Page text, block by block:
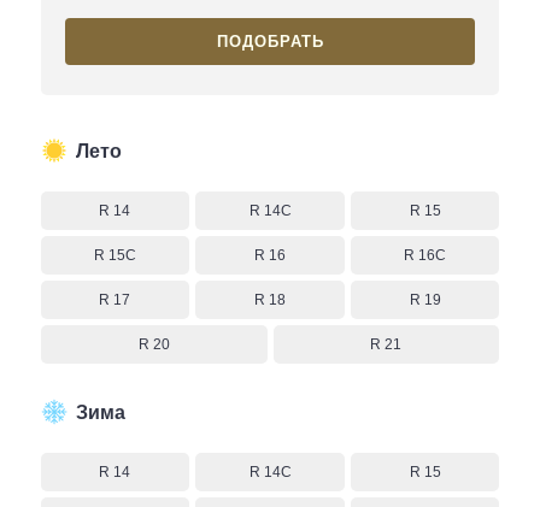
ПОДОБРАТЬ
Лето
R 14 R 14C R 15
R 15C R 16 R 16C
R 17 R 18 R 19
R 20 R 21
Зима
R 14 R 14C R 15